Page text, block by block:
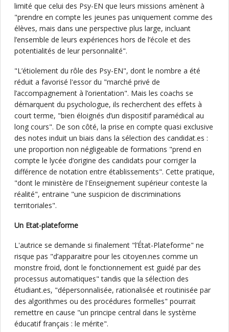
limité que celui des Psy-EN que leurs missions amènent à
"prendre en compte les jeunes pas uniquement comme des
élèves, mais dans une perspective plus large, incluant
l’ensemble de leurs expériences hors de l’école et des
potentialités de leur personnalité".
"L’étiolement du rôle des Psy-EN", dont le nombre a été
réduit a favorisé l'essor du "marché privé de
l’accompagnement à l’orientation". Mais les coachs se
démarquent du psychologue, ils recherchent des effets à
court terme, "bien éloignés d’un dispositif paramédical au
long cours". De son côté, la prise en compte quasi exclusive
des notes induit un biais dans la sélection des candidat.es :
une proportion non négligeable de formations "prend en
compte le lycée d’origine des candidats pour corriger la
différence de notation entre établissements". Cette pratique,
"dont le ministère de l'Enseignement supérieur conteste la
réalité", entraine "une suspicion de discriminations
territoriales".
Un Etat-plateforme
L'autrice se demande si finalement "l’État-Plateforme" ne
risque pas "d’apparaitre pour les citoyen.nes comme un
monstre froid, dont le fonctionnement est guidé par des
processus automatiques" tandis que la sélection des
étudiant.es, "dépersonnalisée, rationalisée et routinisée par
des algorithmes ou des procédures formelles" pourrait
remettre en cause "un principe central dans le système
éducatif français : le mérite".